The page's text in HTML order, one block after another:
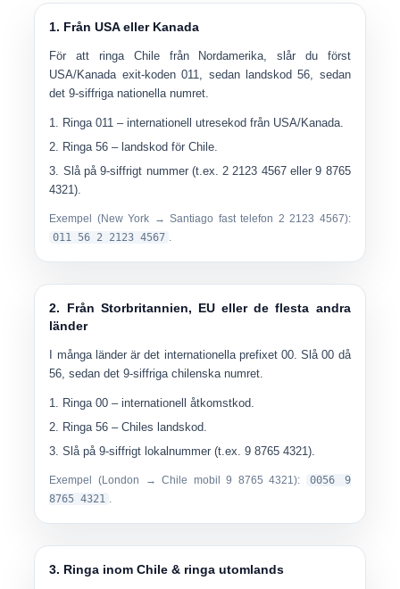
1. Från USA eller Kanada
För att ringa Chile från Nordamerika, slår du först
USA/Kanada exit-koden011, sedan landskod56, sedan
det 9-siffriga nationella numret.
Ringa011 – internationell utresekod från USA/Kanada.
Ringa56 – landskod för Chile.
Slå på9-siffrigt nummer(t.ex. 2 2123 4567 eller 9 8765
4321).
Exempel (New York → Santiago fast telefon 2 2123 4567):
011 56 2 2123 4567 .
2. Från Storbritannien, EU eller de flesta andra
länder
I många länder är det internationella prefixet 00. Slå 00 då
56, sedan det 9-siffriga chilenska numret.
Ringa00 – internationell åtkomstkod.
Ringa56 – Chiles landskod.
Slå på9-siffrigt lokalnummer (t.ex. 9 8765 4321).
Exempel (London → Chile mobil 9 8765 4321):
0056 9
8765 4321 .
3. Ringa inom Chile & ringa utomlands